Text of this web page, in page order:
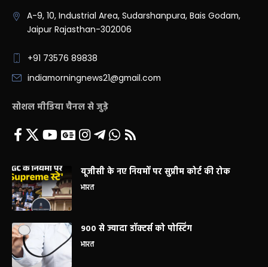
A-9, 10, Industrial Area, Sudarshanpura, Bais Godam,
Jaipur Rajasthan-302006
+91 73576 89838
indiamorningnews21@gmail.com
सोशल मीडिया चैनल से जुड़े
यूजीसी के नए नियमों पर सुप्रीम कोर्ट की रोक
भारत
900 से ज्यादा डॉक्टर्स को पोस्टिंग
भारत